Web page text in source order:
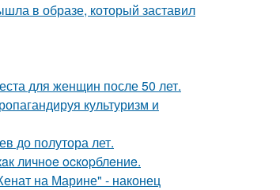
в образе, который заставил
для женщин после 50 лет.
культуризм и
до полутора лет.
личнoe ocкopблeниe.
на Марине" - наконец